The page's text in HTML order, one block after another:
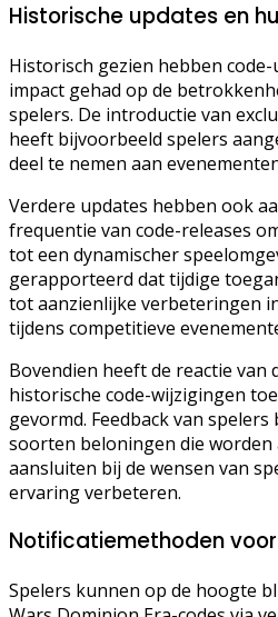
Historische updates en
Historisch gezien hebben
impact gehad op de
spelers. De introductie van
heeft bijvoorbeeld spelers
deel te nemen aan
Verdere updates hebben ook
frequentie van code-releases
tot een dynamischer
gerapporteerd dat tijdige
tot aanzienlijke verbeteringen
tijdens competitieve
Bovendien heeft de reactie van
historische code-wijzigingen
gevormd. Feedback van
soorten beloningen die worden
aansluiten bij de wensen van
ervaring verbeteren.
Notificatiemethoden
Spelers kunnen op de hoogte